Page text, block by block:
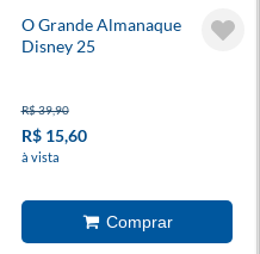
O Grande Almanaque
Disney 25
R$ 39,90
R$ 15,60
à vista